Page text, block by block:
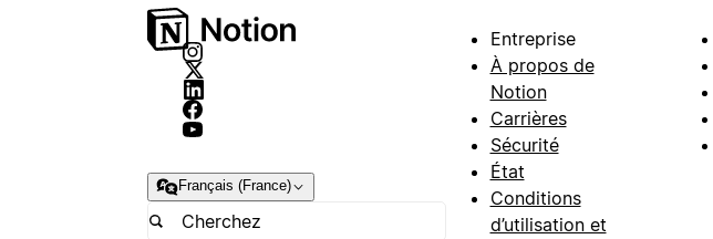
Français (France)
Entreprise
À propos de
Notion
Carrières
Sécurité
État
Conditions
d’utilisation et